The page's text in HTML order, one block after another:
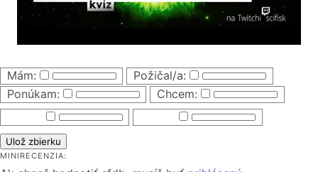
Mám:
Požičal/a:
Ponúkam:
Chcem:
Ulož zbierku
MINIRECENZIA: